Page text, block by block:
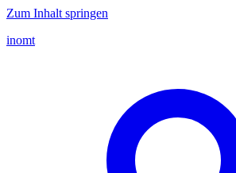
Zum Inhalt springen
inomt